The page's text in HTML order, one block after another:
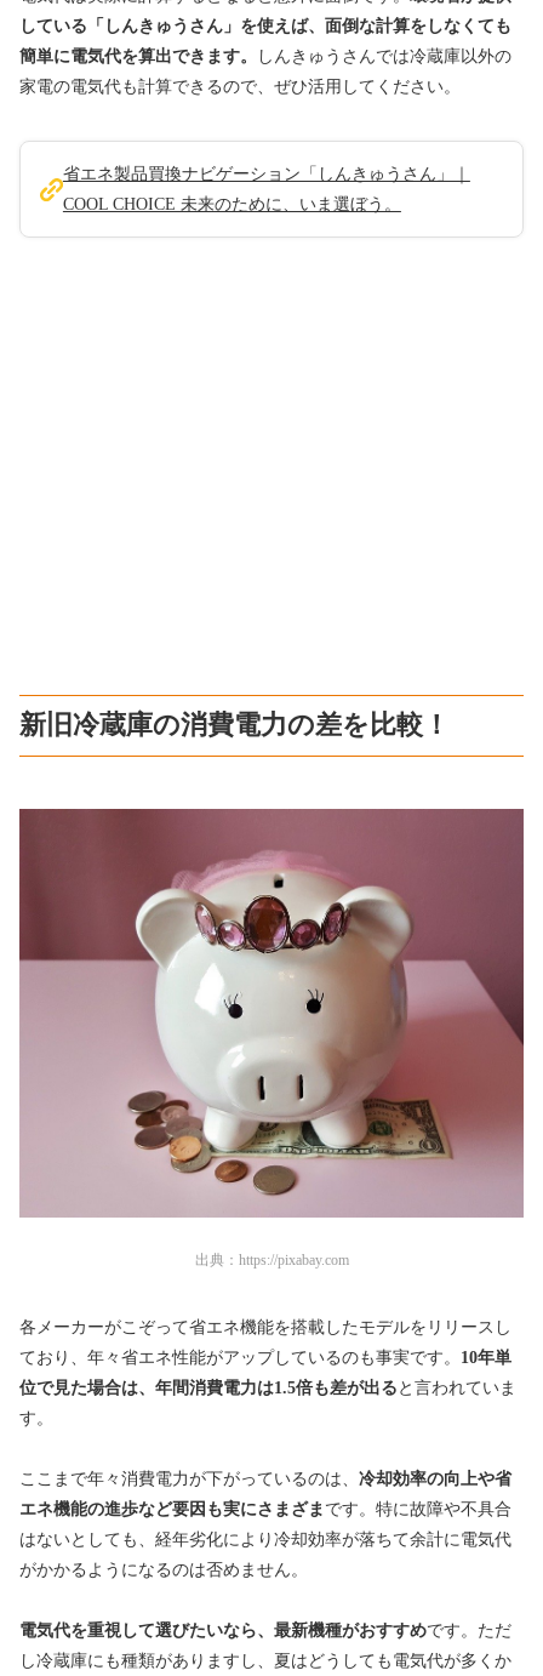
している「しんきゅうさん」を使えば、面倒な計算をしなくても
簡単に電気代を算出できます。
しんきゅうさんでは冷蔵庫以外の
家電の電気代も計算できるので、ぜひ活用してください。
省エネ製品買換ナビゲーション「しんきゅうさん」｜
COOL CHOICE 未来のために、いま選ぼう。
新旧冷蔵庫の消費電力の差を比較！
出典： https://pixabay.com
各メーカーがこぞって省エネ機能を搭載したモデルをリリースし
ており、年々省エネ性能がアップしているのも事実です。 10年単
位で見た場合は、年間消費電力は1.5倍も差が出る と言われていま
す。
ここまで年々消費電力が下がっているのは、 冷却効率の向上や省
エネ機能の進歩など要因も実にさまざま です。特に故障や不具合
はないとしても、経年劣化により冷却効率が落ちて余計に電気代
がかかるようになるのは否めません。
電気代を重視して選びたいなら、最新機種がおすすめです。ただ
し冷蔵庫にも種類がありますし、夏はどうしても電気代が多くか